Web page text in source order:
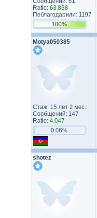
Ratio: 63.838
Поблагодарили: 1197
100%
Motya050385
Стаж: 15 лет 2 мес.
Сообщений: 147
Ratio: 4.047
0.06%
shotez